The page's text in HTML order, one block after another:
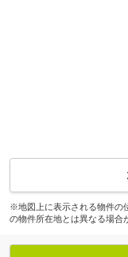
※地図上に表示される物件の
の物件所在地とは異なる場合